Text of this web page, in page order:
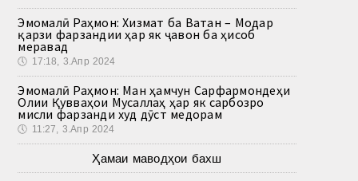
Эмомалӣ Раҳмон: Хизмат ба Ватан – Модар
қарзи фарзандии ҳар як ҷавон ба ҳисоб
меравад
🕔 17:18, 3.Апр 2024
Эмомалӣ Раҳмон: Ман ҳамчун Сарфармондеҳи
Олии Қувваҳои Мусаллаҳ ҳар як сарбозро
мисли фарзанди худ дӯст медорам
🕔 11:27, 3.Апр 2024
Ҳамаи маводҳои бахш